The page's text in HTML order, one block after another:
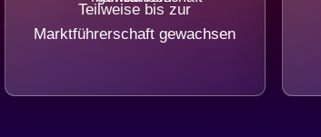
Teilweise bis zur
Marktführerschaft gewachsen